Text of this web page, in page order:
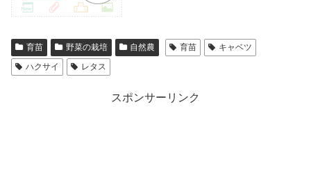
育苗 野菜の栽培 自然農 育苗
キャベツ
ハクサイ
レタス
スポンサーリンク